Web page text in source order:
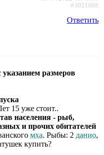
#3021008
Ответить
размеров
15 уже стоит..
населения - рыб,
и прочих обитателей
мха. Рыбы: 2 данио,
купить?